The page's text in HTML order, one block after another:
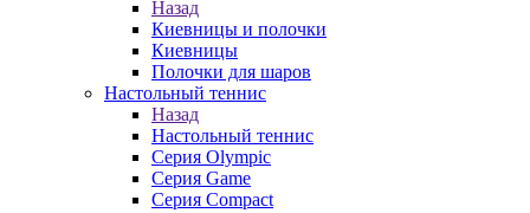
Назад
Киевницы и полочки
Киевницы
Полочки для шаров
Настольный теннис
Назад
Настольный теннис
Серия Olympic
Серия Game
Серия Compact